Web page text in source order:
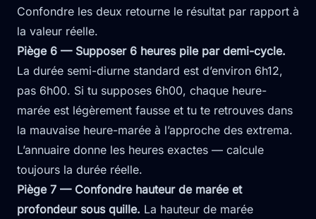
Confondre les deux retourne le résultat par rapport à
la valeur réelle.
Piège 6 — Supposer 6 heures pile par demi-cycle.
La durée semi-diurne standard est d’environ 6h12,
pas 6h00. Si tu supposes 6h00, chaque heure-
marée est légèrement fausse et tu te retrouves dans
la mauvaise heure-marée à l’approche des extrema.
L’annuaire donne les heures exactes — calcule
toujours la durée réelle.
Piège 7 — Confondre hauteur de marée et
profondeur sous quille. La hauteur de marée